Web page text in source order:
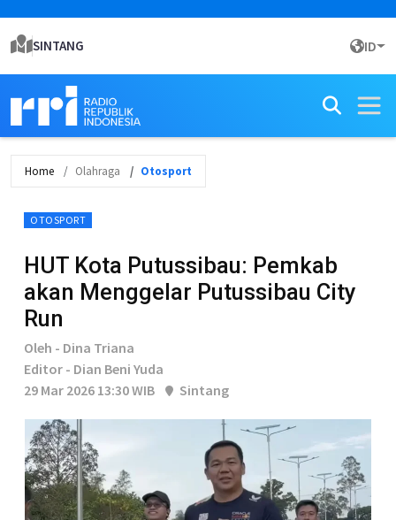
SINTANG ID
Home Olahraga Otosport
OTOSPORT
HUT Kota Putussibau: Pemkab
akan Menggelar Putussibau City
Run
Oleh - Dina Triana
Editor - Dian Beni Yuda
29 Mar 2026 13:30 WIB
Sintang